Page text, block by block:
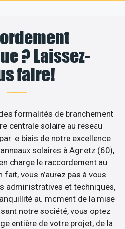
? Laissez-
faire!
formalités de branchement
centrale solaire au réseau
le biais de notre excellence
solaires à Agnetz (60),
charge le raccordement au
fait, vous n’aurez pas à vous
administratives et techniques,
au moment de la mise
notre société, vous optez
entière de votre projet, de la